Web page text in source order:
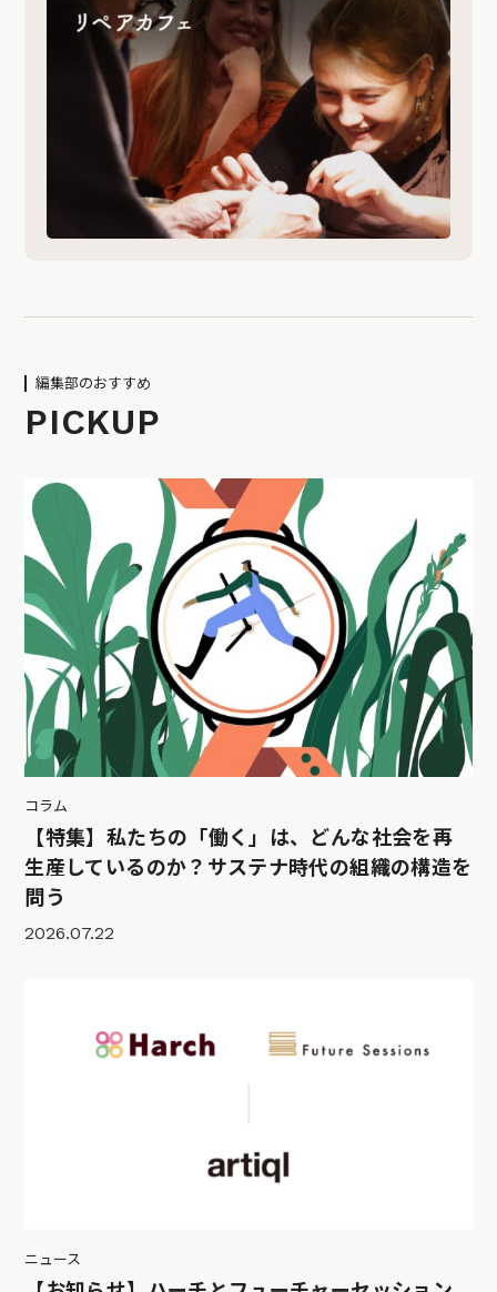
編集部のおすすめ
PICKUP
コラム
【特集】私たちの「働く」は、どんな社会を再
生産しているのか？サステナ時代の組織の構造を
問う
2026.07.22
ニュース